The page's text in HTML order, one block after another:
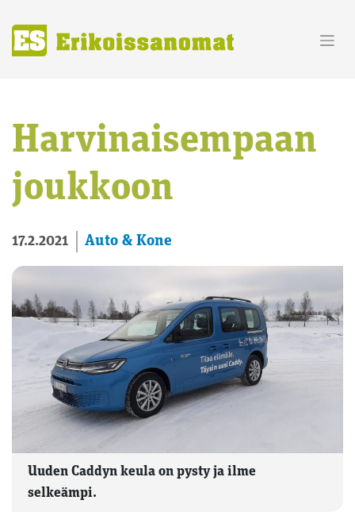
content
Harvinaisempaan
joukkoon
17.2.2021 Auto & Kone
Uuden Caddyn keula on pysty ja ilme
selkeämpi.